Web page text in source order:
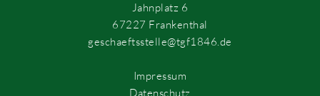
Jahnplatz 6
67227 Frankenthal
geschaeftsstelle@tgf1846.de
Impressum
Datenschutz